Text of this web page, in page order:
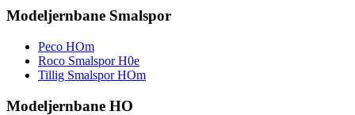
Modeljernbane Smalspor
Peco HOm
Roco Smalspor H0e
Tillig Smalspor HOm
Modeljernbane HO